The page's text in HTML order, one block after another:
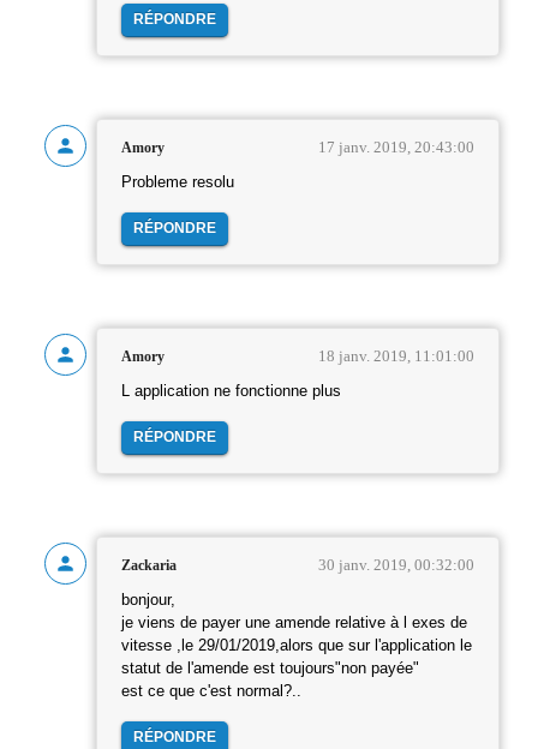
RÉPONDRE
Amory 17 janv. 2019, 20:43:00
Probleme resolu
RÉPONDRE
Amory 18 janv. 2019, 11:01:00
L application ne fonctionne plus
RÉPONDRE
Zackaria 30 janv. 2019, 00:32:00
bonjour,
je viens de payer une amende relative à l exes de
vitesse ,le 29/01/2019,alors que sur l'application le
statut de l'amende est toujours"non payée"
est ce que c'est normal?..
RÉPONDRE